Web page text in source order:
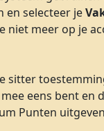
en selecteer je
niet meer op je
sitter
eens bent en
Punten